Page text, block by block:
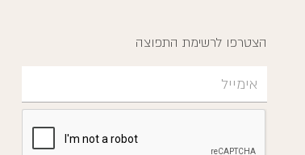
הצטרפו לרשימת התפוצה